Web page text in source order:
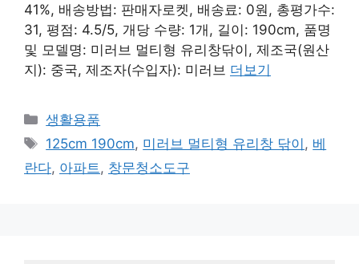
41%, 배송방법: 판매자로켓, 배송료: 0원, 총평가수:
31, 평점: 4.5/5, 개당 수량: 1개, 길이: 190cm, 품명
및 모델명: 미러브 멀티형 유리창닦이, 제조국(원산
지): 중국, 제조자(수입자): 미러브 더보기
카
테
리
생활용품
태
그
125cm 190cm, 미러브 멀티형 유리창 닦이 , 베
란다, 아파트 , 창문청소도구